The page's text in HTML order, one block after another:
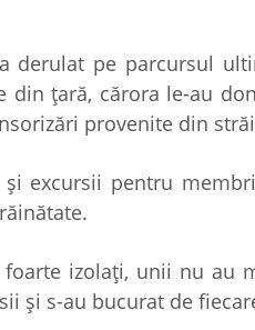
derulat pe parcursul
ţară, cărora le-au
provenite din
şi excursii pentru
izolaţi, unii nu au
şi s-au bucurat de